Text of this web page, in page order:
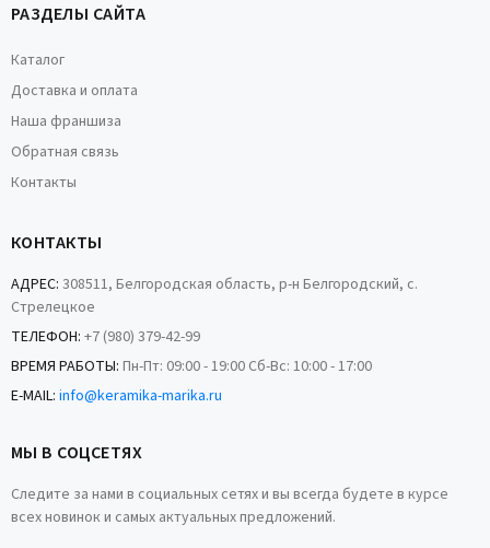
РАЗДЕЛЫ САЙТА
Каталог
Доставка и оплата
Наша франшиза
Обратная связь
Контакты
КОНТАКТЫ
АДРЕС: 308511, Белгородская область, р-н Белгородский, с.
Стрелецкое
ТЕЛЕФОН: +7 (980) 379-42-99
ВРЕМЯ РАБОТЫ: Пн-Пт: 09:00 - 19:00 Сб-Вс: 10:00 - 17:00
E-MAIL: info@keramika-marika.ru
МЫ В СОЦСЕТЯХ
Следите за нами в социальных сетях и вы всегда будете в курсе
всех новинок и самых актуальных предложений.